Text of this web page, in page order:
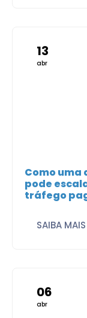
13
abr
Como
pode
tráfego
SAIBA
06
abr